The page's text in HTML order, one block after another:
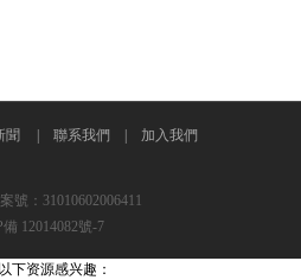
聞 聯系我們 加入我們
號：31010602006411
12014082號-7
下资源感兴趣：